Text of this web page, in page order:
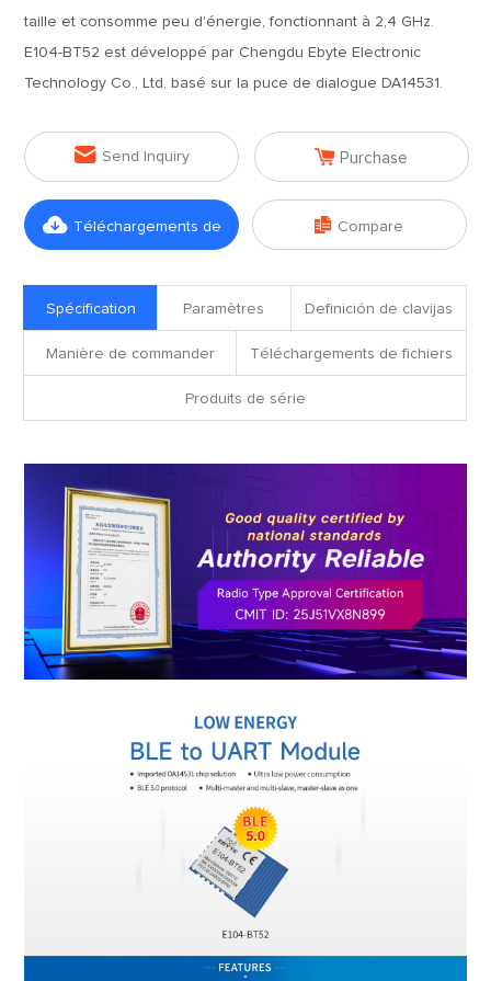
taille et consomme peu d'énergie, fonctionnant à 2,4 GHz.
E104-BT52 est développé par Chengdu Ebyte Electronic
Technology Co., Ltd. basé sur la puce de dialogue DA14531.
 Send Inquiry  Purchase
 Téléchargements de  Compare
Spécification Paramètres Definición de clavijas
Manière de commander Téléchargements de fichiers
Produits de série